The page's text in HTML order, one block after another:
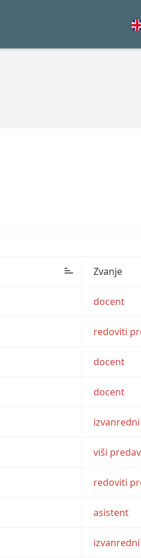
Zvanje
docent
redoviti
docent
docent
viši
redoviti
asistent